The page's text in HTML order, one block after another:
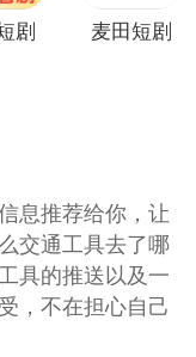
剧 麦田短剧
息推荐给你，让
交通工具去了哪
具的推送以及一
，不在担心自己